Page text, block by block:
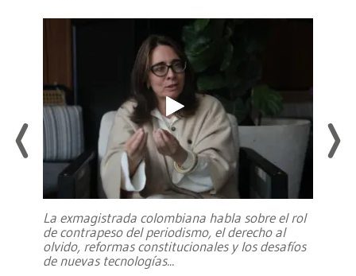
La exmagistrada colombiana habla sobre el rol
de contrapeso del periodismo, el derecho al
olvido, reformas constitucionales y los desafíos
de nuevas tecnologías...